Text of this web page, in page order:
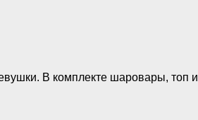
В комплекте шаровары, топ и